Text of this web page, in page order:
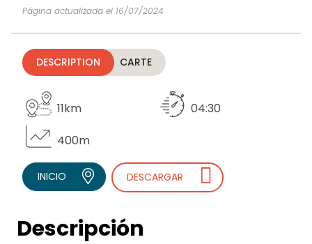
Página actualizada el 16/07/2024
DESCRIPTION CARTE
11km
04:30
400m
INICIO DESCARGAR
Descripción